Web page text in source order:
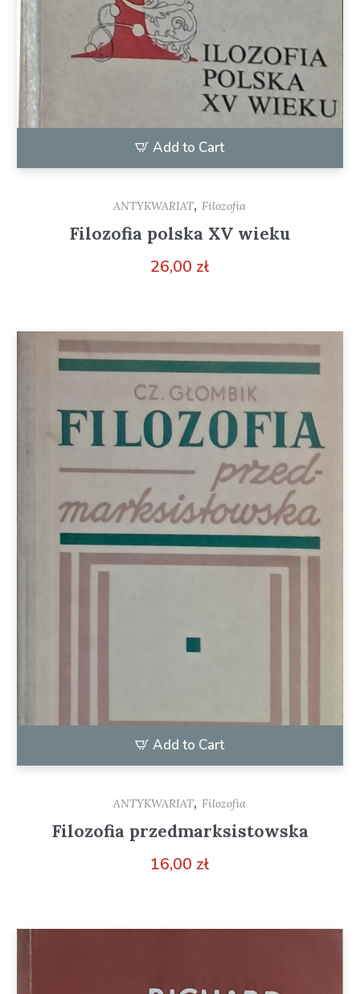
Add to Cart
ANTYKWARIAT, Filozofia
Filozofia polska XV wieku
26,00 zł
Add to Cart
ANTYKWARIAT,Filozofia
Filozofia przedmarksistowska
16,00 zł